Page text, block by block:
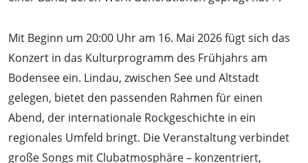
Mit Beginn um 20:00 Uhr am 16. Mai 2026 fügt sich das
Konzert in das Kulturprogramm des Frühjahrs am
Bodensee ein. Lindau, zwischen See und Altstadt
gelegen, bietet den passenden Rahmen für einen
Abend, der internationale Rockgeschichte in ein
regionales Umfeld bringt. Die Veranstaltung verbindet
große Songs mit Clubatmosphäre – konzentriert,